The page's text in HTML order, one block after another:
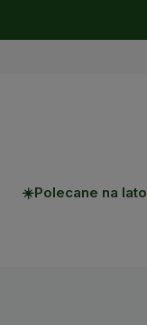
Polecane na lato